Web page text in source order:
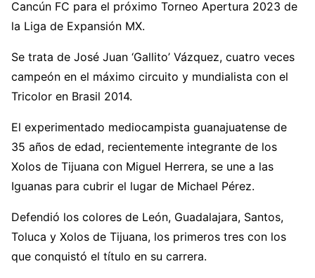
Cancún FC para el próximo Torneo Apertura 2023 de
la Liga de Expansión MX.
Se trata de José Juan ‘Gallito’ Vázquez, cuatro veces
campeón en el máximo circuito y mundialista con el
Tricolor en Brasil 2014.
El experimentado mediocampista guanajuatense de
35 años de edad, recientemente integrante de los
Xolos de Tijuana con Miguel Herrera, se une a las
Iguanas para cubrir el lugar de Michael Pérez.
Defendió los colores de León, Guadalajara, Santos,
Toluca y Xolos de Tijuana, los primeros tres con los
que conquistó el título en su carrera.